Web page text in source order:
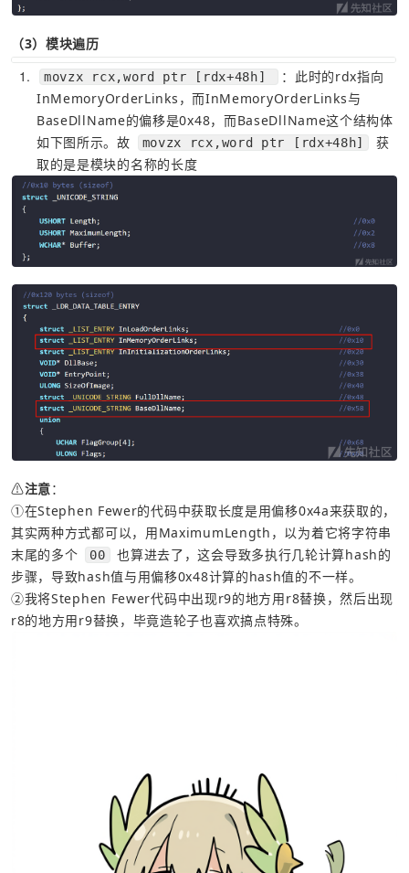
（3）模块遍历
1 movzx rcx,word ptr [rdx+48h]
：此时的rdx指向
InMemoryOrderLinks，而InMemoryOrderLinks与
BaseDllName的偏移是0x48，而BaseDllName这个结构体
如下图所示。故
movzx rcx,word ptr [rdx+48h]
获
取的是是模块的名称的长度
⚠注意
①在Stephen Fewer的代码中获取长度是用偏移0x4a来获取的，
其实两种方式都可以，用MaximumLength，以为着它将字符串
末尾的多个
00
也算进去了，这会导致多执行几轮计算hash的
步骤，导致hash值与用偏移0x48计算的hash值的不一样。
②我将Stephen Fewer代码中出现r9的地方用r8替换，然后出现
r8的地方用r9替换，毕竟造轮子也喜欢搞点特殊。